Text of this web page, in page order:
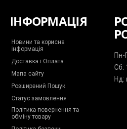
ІНФОРМАЦІЯ
Новини та корисна
інформація
Доставка і Оплата
Мапа сайту
Розширений Пошук
Статус замовлення
Політика повернення та
обміну товару
Пн-
Сб:
Нд: